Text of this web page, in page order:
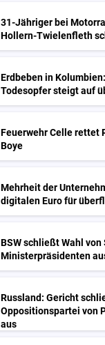
31-Jähriger bei
Hollern-Twielenfleth
Erdbeben in
Todesopfer steigt auf
Feuerwehr Celle rettet
Boye
Mehrheit der
digitalen Euro für
BSW schließt Wahl von
Ministerpräsidenten
Russland: Gericht
Oppositionspartei von
aus